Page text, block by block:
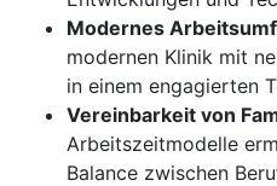
Modernes
modernen Klinik mit
in einem engagierten
Vereinbarkeit von
Arbeitszeitmodelle
Balance zwischen